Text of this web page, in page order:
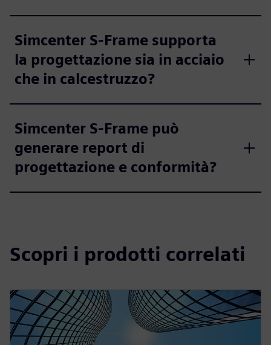
Simcenter S-Frame supporta
la progettazione sia in acciaio
che in calcestruzzo?
Simcenter S-Frame può
generare report di
progettazione e conformità?
Scopri i prodotti correlati